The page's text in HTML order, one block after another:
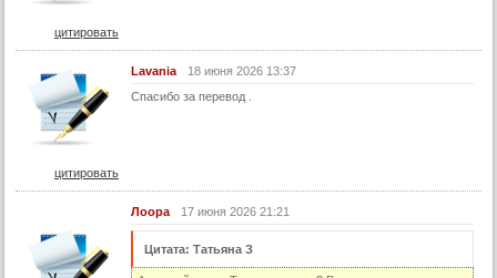
59 серия
60 серия
61 серия
62 серия
63 серия
65 серия
66 серия
цитировать
Lavania
18 июня 2026 13:37
Спасибо за перевод .
цитировать
Лоора 17 июня 2026 21:21
Цитата: Татьяна З